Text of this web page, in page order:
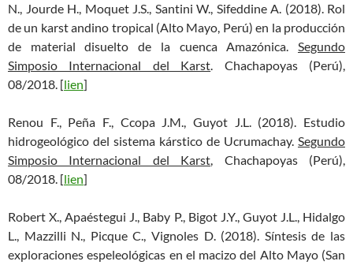
N., Jourde H., Moquet J.S., Santini W., Sifeddine A. (2018). Rol
de un karst andino tropical (Alto Mayo, Perú) en la producción
de material disuelto de la cuenca Amazónica. Segundo
Simposio Internacional del Karst. Chachapoyas (Perú),
08/2018. [lien]
Renou F., Peña F., Ccopa J.M., Guyot J.L. (2018). Estudio
hidrogeológico del sistema kárstico de Ucrumachay. Segundo
Simposio Internacional del Karst, Chachapoyas (Perú),
08/2018. [lien]
Robert X., Apaéstegui J., Baby P., Bigot J.Y., Guyot J.L., Hidalgo
L., Mazzilli N., Picque C., Vignoles D. (2018). Síntesis de las
exploraciones espeleológicas en el macizo del Alto Mayo (San